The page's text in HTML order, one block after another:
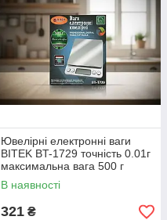
Ювелірні електронні ваги
BITEK BT-1729 точність 0.01г
максимальна вага 500 г
неіржавка сталь із підсвіткою
В наявності
321 ₴